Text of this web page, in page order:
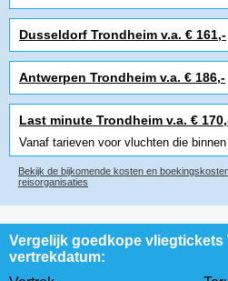
Dusseldorf Trondheim v.a. € 161,-
Antwerpen Trondheim v.a. € 186,-
Last minute Trondheim v.a. €
Vanaf tarieven voor vluchten die
Bekijk de bijkomende kosten en
reisorganisaties
Vergelijk goedkope
vertrekdatum: